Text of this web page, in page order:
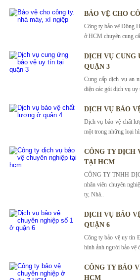
BẢO VỆ CHO
Công ty bảo vệ Đông
ở HCM chuyên cung
DỊCH VỤ CUNG
QUẬN 3
Cung cấp dịch vụ an
diện các gói dịch vụ uy
DỊCH VỤ BẢO
Dịch vụ bảo vệ chất
một trong những loại
CÔNG TY DỊCH
TẠI HCM
CÔNG TY TNHH
nhân viên chuyên
ty, Nhà..
DỊCH VỤ BẢO
QUẬN 6
Công ty bảo vệ uy tín
hình ảnh người bảo vệ
CÔNG TY BẢO
HCM